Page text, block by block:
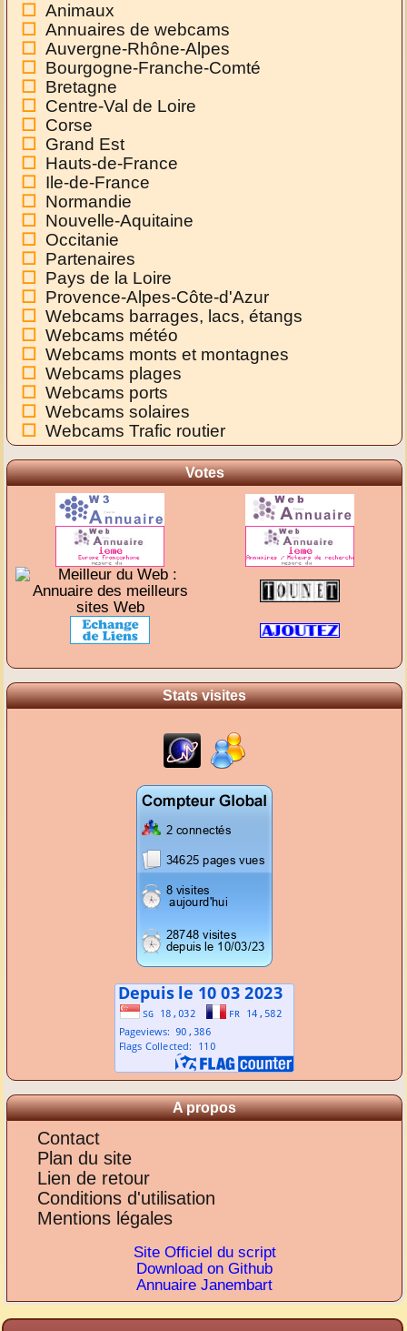
Animaux
Annuaires de webcams
Auvergne-Rhône-Alpes
Bourgogne-Franche-Comté
Bretagne
Centre-Val de Loire
Corse
Grand Est
Hauts-de-France
Ile-de-France
Normandie
Nouvelle-Aquitaine
Occitanie
Partenaires
Pays de la Loire
Provence-Alpes-Côte-d'Azur
Webcams barrages, lacs, étangs
Webcams météo
Webcams monts et montagnes
Webcams plages
Webcams ports
Webcams solaires
Webcams Trafic routier
Votes
Stats visites
A propos
Contact
Plan du site
Lien de retour
Conditions d'utilisation
Mentions légales
Site Officiel du script
Download on Github
Annuaire Janembart